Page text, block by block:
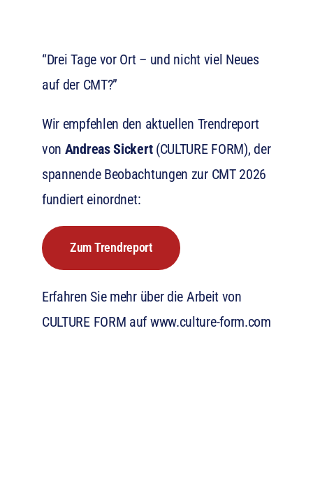
“Drei Tage vor Ort – und nicht viel Neues
auf der CMT?”
Wir empfehlen den aktuellen Trendreport
von Andreas Sickert(CULTURE FORM), der
spannende Beobachtungen zur CMT 2026
fundiert einordnet:
Zum Trendreport
Erfahren Sie mehr über die Arbeit von
CULTURE FORM auf www.culture-form.com